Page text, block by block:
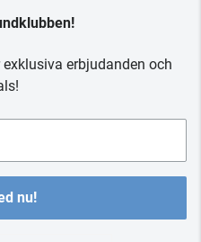
erbjudanden och
nu!